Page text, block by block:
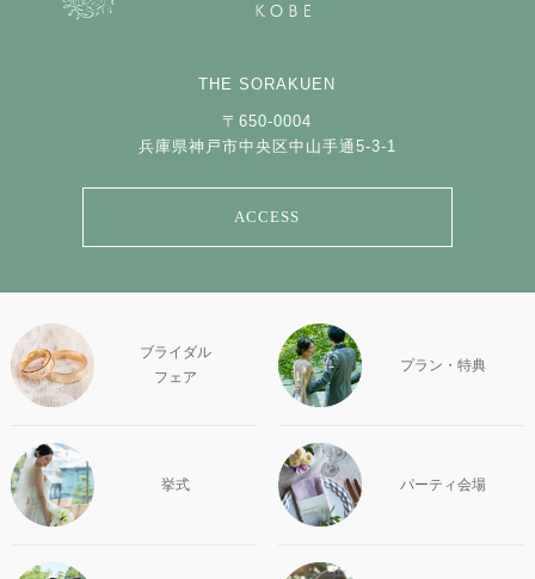
THE SORAKUEN
〒650-0004
兵庫県神戸市中央区中山手通5-3-1
ACCESS
ブライダル
フェア
プラン・特典
挙式 パーティ会場